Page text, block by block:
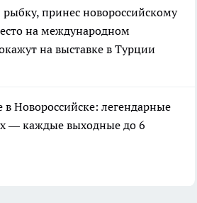
принес новороссийскому
на международном
на выставке в Турции
Новороссийске: легендарные
— каждые выходные до 6